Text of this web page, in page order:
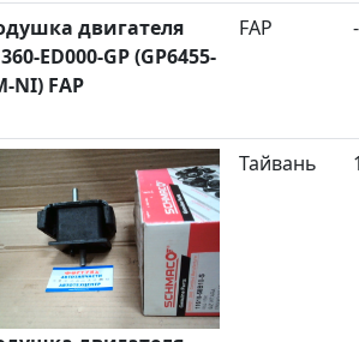
[64]
[913]
[3]
[1]
[23]
[11]
[1]
[194]
двигателя
ED000-GP (GP6455-
NI) FAP
FAP -
Тайвань